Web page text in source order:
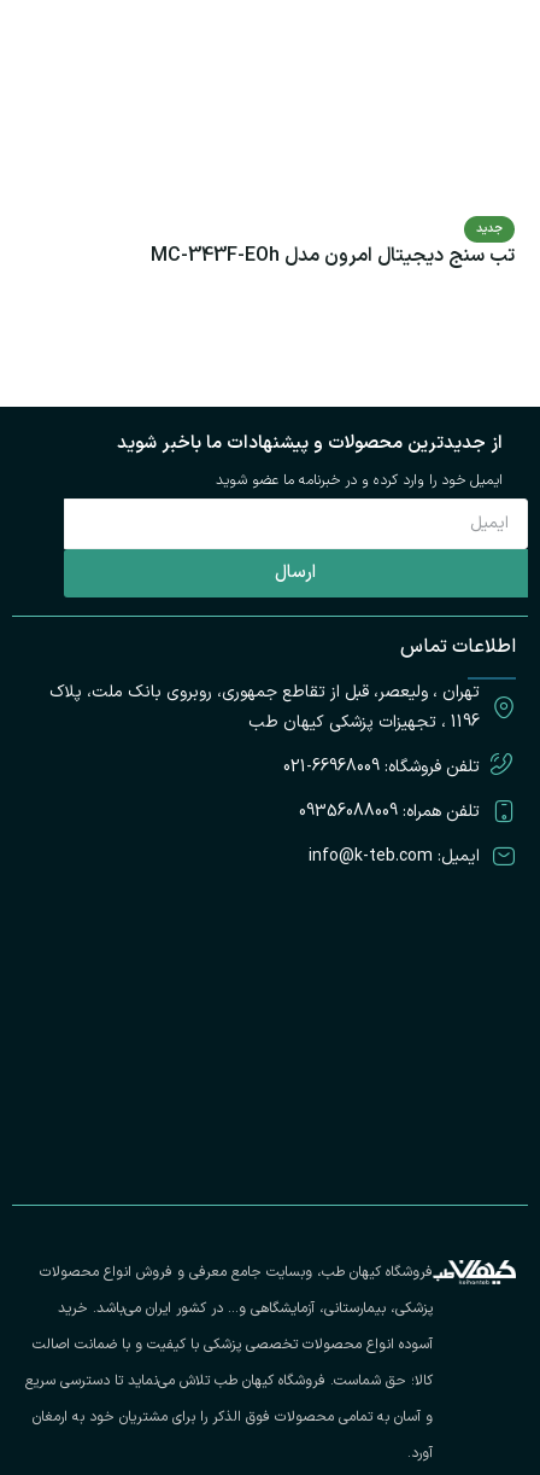
جدید
تب سنج دیجیتال امرون مدل MC-343F-EOh
از جدیدترین محصولات و پیشنهادات ما باخبر شوید
ایمیل خود را وارد کرده و در خبرنامه ما عضو شوید
ارسال
اطلاعات تماس
تهران ، ولیعصر، قبل از تقاطع جمهوری، روبروی بانک ملت، پلاک
1196 ، تجهیزات پزشکی کیهان طب
تلفن فروشگاه: 66968009-021
تلفن همراه: 09356088009
ایمیل: info@k-teb.com
فروشگاه کیهان طب، وبسایت جامع معرفی و فروش انواع محصولات
پزشکی، بیمارستانی، آزمایشگاهی و… در کشور ایران می‌باشد. خرید
آسوده انواع محصولات تخصصی پزشکی با کیفیت و با ضمانت اصالت
کالا؛ حق شماست. فروشگاه کیهان طب تلاش می‌نماید تا دسترسی سریع
و آسان به تمامی محصولات فوق الذکر را برای مشتریان خود به ارمغان
آورد.